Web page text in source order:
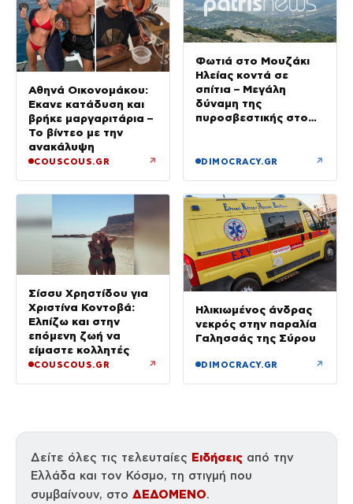
Αθηνά Οικονομάκου:
Έκανε κατάδυση και
βρήκε μαργαριτάρια –
Το βίντεο με την
ανακάλυψη
COUSCOUS.GR ↗
Φωτιά στο Μουζάκι
Ηλείας κοντά σε
σπίτια – Μεγάλη
δύναμη της
πυροσβεστικής στο
DIMOCRACY.GR ↗
Σίσσυ Χρηστίδου για
Χριστίνα Κοντοβά:
Ελπίζω και στην
επόμενη ζωή να
είμαστε κολλητές
COUSCOUS.GR ↗
Ηλικιωμένος άνδρας
νεκρός στην παραλία
Γαλησσάς της Σύρου
DIMOCRACY.GR ↗
Δείτε όλες τις τελευταίες Ειδήσεις από την
Ελλάδα και τον Κόσμο, τη στιγμή που
συμβαίνουν, στο ΔΕΔΟΜΕΝΟ.